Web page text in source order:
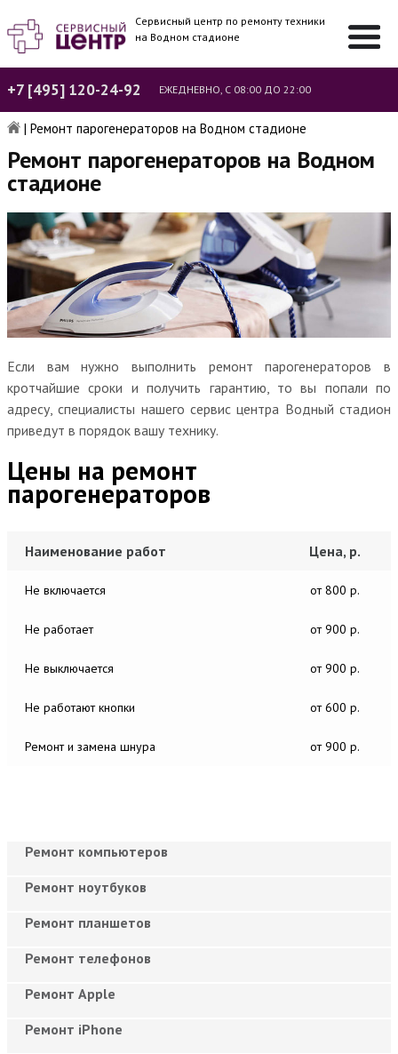
Сервисный центр по ремонту техники
на Водном стадионе
+7 [495] 120-24-92 ЕЖЕДНЕВНО, С 08:00 ДО 22:00
| Ремонт парогенераторов на Водном стадионе
Ремонт парогенераторов на Водном
стадионе
Если вам нужно выполнить ремонт парогенераторов в
кротчайшие сроки и получить гарантию, то вы попали по
адресу, специалисты нашего сервис центра Водный стадион
приведут в порядок вашу технику.
Цены на ремонт
парогенераторов
Наименование работ Цена, р.
Не включается от 800 р.
Не работает от 900 р.
Не выключается от 900 р.
Не работают кнопки от 600 р.
Ремонт и замена шнура от 900 р.
Ремонт компьютеров
Ремонт ноутбуков
Ремонт планшетов
Ремонт телефонов
Ремонт Apple
Ремонт iPhone